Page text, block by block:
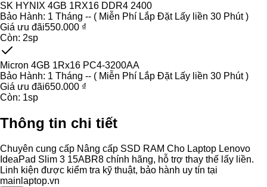
SK HYNIX 4GB 1RX16 DDR4 2400
Bảo Hành: 1 Tháng -- ( Miễn Phí Lắp Đặt Lấy liền 30 Phút )
Giá ưu đãi550.000 ₫
Còn: 2sp
Micron 4GB 1Rx16 PC4-3200AA
Bảo Hành: 1 Tháng -- ( Miễn Phí Lắp Đặt Lấy liền 30 Phút )
Giá ưu đãi650.000 ₫
Còn: 1sp
Thông tin chi tiết
Chuyên cung cấp Nâng cấp SSD RAM Cho Laptop Lenovo
IdeaPad Slim 3 15ABR8 chính hãng, hỗ trợ thay thế lấy liền.
Linh kiện được kiểm tra kỹ thuật, bảo hành uy tín tại
mainlaptop.vn